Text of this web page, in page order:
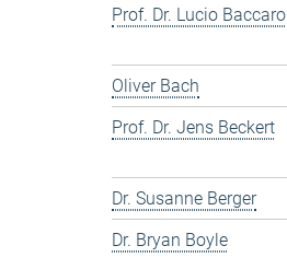
Prof. Dr. Lucio Baccaro
Oliver Bach
Prof. Dr. Jens Beckert
Dr. Susanne Berger
Dr. Bryan Boyle